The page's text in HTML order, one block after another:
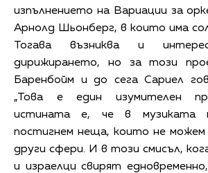
изпълнението на Вариации за
Арнолд Шьонберг, в които има
Тогава възниква и
дирижирането, но за този
Баренбойм и до сега Сариел
„Това е един изумителен
истината е, че в музиката
постигнем неща, които не можем
други сфери. И в този смисъл,
и израелци свирят